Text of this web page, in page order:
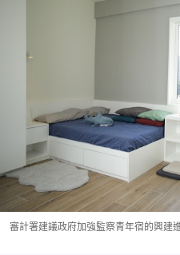
審計署建議政府加強監察青年宿的興建